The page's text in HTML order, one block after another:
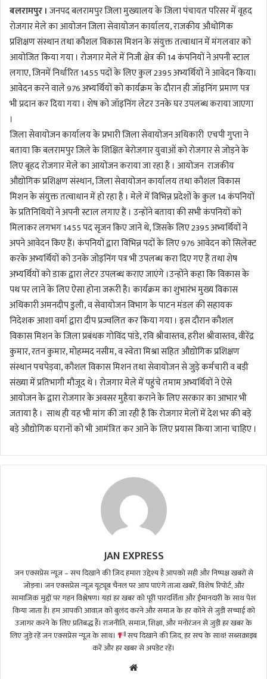
l
बलरामपुर । जनपद बलरामपुर जिला मुख्यालय के जिला पंचायत परिसर में वृहद
रोजगार मेले का आयोजन जिला सेवायोजन कार्यालय, राजकीय औधोगिक
प्रशिक्षण संस्थान तथा कौशल विकास मिशन के संयुक्त तत्वाधान में मंगलवार को
आयोजित किया गया । रोजगार मेले में निजी क्षेत्र की 14 कंपनियों ने अपनी स्टाल
लगाए, जिनमें निर्धारित 1455 पदों के लिए कुल 2395 अभ्यर्थियों ने आवेदन किया।
आवेदन करने वाले 976 अभ्यर्थियों को कार्यक्रम के दौरान ही जॉइनिंग प्रमाण पत्र
भी प्रदान कर दिया गया । शेष को जॉइनिंग लेटर उनके घर उपलब्ध कराया जाएगा
।
जिला सेवायोजन कार्यालय के प्रभारी जिला सेवायोजन अधिकारी एचपी गुप्ता ने
बताया कि बलरामपुर जिले के शिक्षित बेरोजगार युवाओं को रोजगार से जोड़ने के
लिए बृहद रोजगार मेले का आयोजन कराया जा रहा है । आयोजन राजकीय
औद्योगिक प्रशिक्षण संस्थान, जिला सेवायोजन कार्यालय तथा कौशल विकास
मिशन के संयुक्त तत्वाधान में हो रहा है । मेले में विभिन्न प्रदेशों के कुल 14 कंपनियों
के प्रतिनिधियों ने अपनी स्टाल लगाए हैं । उन्होंने बताया की सभी कंपनियों को
मिलाकर लगभग 1455 पद सृजन किए जाने थे, जिसके लिए 2395 अभ्यर्थियों ने
अपने आवेदन किए हैं। कंपनियों द्वारा विभिन्न पदों के लिए 976 आवेदन को सिलेक्ट
करके अभ्यर्थियों को उनके जोइनिंग पत्र भी उपलब्ध करा दिए गए हैं तथा शेष
अभ्यर्थियों को डाक द्वारा लेटर उपलब्ध कराए जाएंगे ।उन्होंने कहा कि विकास के
पथ पर लाने के लिए ऐसा होना जरूरी है। कार्यक्रम का शुभारंभ मुख्य विकास
अधिकारी अमनदीप डुली, व सेवायोजन विभाग के पाटन मंडल की सहायक
निदेशक आशा वर्मा द्वारा दीप प्रज्वलित कर किया गया । इस दौरान कौशल
विकास मिशन के जिला प्रबंधक गोविंद पांडे, रवि श्रीवास्तव, हरीश श्रीवास्तव, वीरेंद्र
कुमार, रतन कुमार, मोहम्मद नसीम, व स्वेता मिश्रा सहित औद्योगिक प्रशिक्षण
संस्थान पचपेड़वा, कौशल विकास मिशन तथा सेवायोजन से जुड़े कर्मचारी व बड़ी
संख्या में प्रतिभागी मौजूद थे । रोजगार मेले में पहुंचे तमाम अभ्यर्थियों ने ऐसे
आयोजन के द्वारा रोजगार के अवसर मुहैया कराने के लिए सरकार का आभार भी
जताया है । साथ ही यह भी मांग की जा रही है कि रोजगार मेलों में देश भर की बड़े
बड़े औद्योगिक घरानों को भी आमंत्रित कर आने के लिए प्रयास किया जाना चाहिए ।
JAN EXPRESS
जन एक्सप्रेस न्यूज़ – सच दिखाने की ज़िद हमारा उद्देश्य है आपको सही और निष्पक्ष खबरों से
जोड़ना। जन एक्सप्रेस न्यूज़ यूट्यूब चैनल पर आप पाएंगे ताजा खबरें, विशेष रिपोर्ट, और
सामाजिक मुद्दों पर गहन विश्लेषण। यहां हर खबर को पूरी पारदर्शिता और ईमानदारी के साथ पेश
किया जाता है। हम आपकी आवाज़ को बुलंद करने और समाज के हर कोने से जुड़ी सच्चाई को
उजागर करने के लिए प्रतिबद्ध हैं। राजनीति, समाज, शिक्षा, और मनोरंजन से जुड़ी हर खबर के
लिए जुड़े रहें जन एक्सप्रेस न्यूज़ के साथ।
सच दिखाने की ज़िद, हर सच के साथ! सब्सक्राइब
करें और हर खबर से अपडेट रहें।